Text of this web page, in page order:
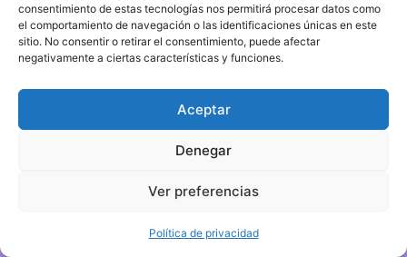
consentimiento de estas tecnologías nos permitirá procesar datos como
el comportamiento de navegación o las identificaciones únicas en este
sitio. No consentir o retirar el consentimiento, puede afectar
negativamente a ciertas características y funciones.
Aceptar
Denegar
Ver preferencias
Política de privacidad